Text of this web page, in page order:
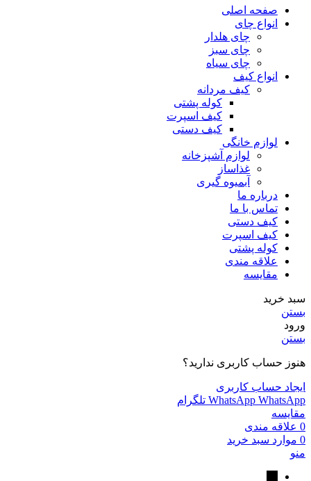
صفحه اصلی
انواع چای
چای هلدار
چای سبز
چای سیاه
انواع کیف
کیف مردانه
کوله پشتی
کیف اسپرت
کیف دستی
لوازم خانگی
لوازم آشپزخانه
غذاساز
آبمیوه گیری
درباره ما
تماس با ما
کیف دستی
کیف اسپرت
کوله پشتی
علاقه مندی
مقایسه
سبد خرید
بستن
ورود
بستن
هنوز حساب کاربری ندارید؟
ایجاد حساب کاربری
WhatsApp WhatsApp
تلگرام
مقایسه
0 علاقه مندی
0 موارد سبد خرید
منو